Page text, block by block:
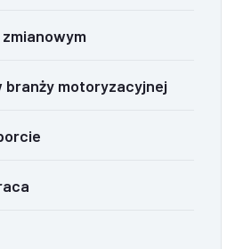
branży motoryzacyjnej